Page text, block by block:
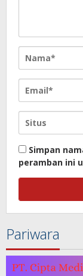
Simpan
peramban ini
Pariwara